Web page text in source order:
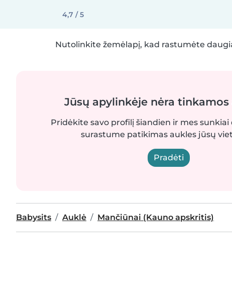
4,7 / 5
Nutolinkite žemėlapį, kad rastumėte
Jūsų apylinkėje nėra tinkamos
Pridėkite savo profilį šiandien ir mes sunkiai
surastume patikimas aukles jūsų
Pradėti
Babysits Auklė Mančiūnai (Kauno apskritis)